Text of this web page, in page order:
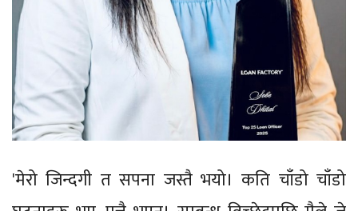
'मेरो जिन्दगी त सपना जस्तै भयो। कति चाँडो चाँडो